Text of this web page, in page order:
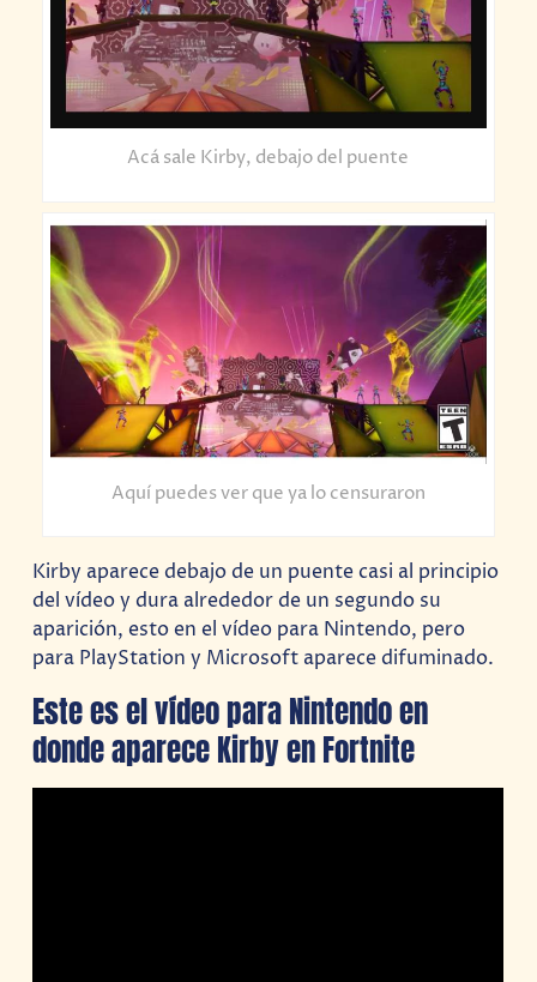
Acá sale Kirby, debajo del puente
Aquí puedes ver que ya lo censuraron
Kirby aparece debajo de un puente casi al principio
del vídeo y dura alrededor de un segundo su
aparición, esto en el vídeo para Nintendo, pero
para PlayStation y Microsoft aparece difuminado.
Este es el vídeo para Nintendo en
donde aparece Kirby en Fortnite